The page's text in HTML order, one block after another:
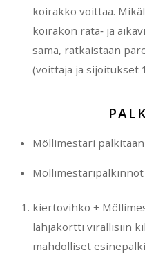
koirakko voittaa.
koirakon rata‐ ja
sama, ratkaistaan
(voittaja ja sijoitukset
Möllimestari
Möllimestaripalkinnot
kiertovihko +
lahjakortti virallisiin
mahdolliset